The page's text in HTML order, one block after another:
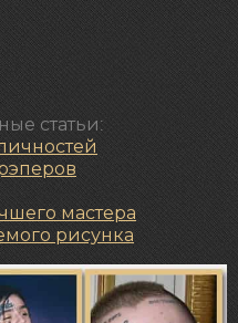
статьи:
мастера
рисунка